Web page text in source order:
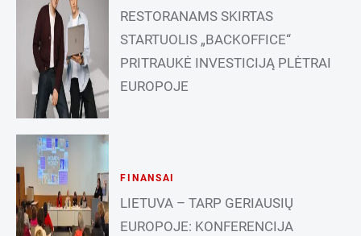
RESTORANAMS SKIRTAS
STARTUOLIS „BACKOFFICE“
PRITRAUKĖ INVESTICIJĄ PLĖTRAI
EUROPOJE
FINANSAI
LIETUVA – TARP GERIAUSIŲ
EUROPOJE: KONFERENCIJA